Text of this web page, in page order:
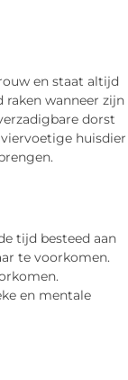
en staat altijd
raken wanneer zijn
dorst
huisdier
tijd besteed aan
te voorkomen.
en mentale